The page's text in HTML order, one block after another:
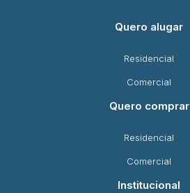
Quero alugar
Residencial
Comercial
Quero comprar
Residencial
Comercial
Institucional